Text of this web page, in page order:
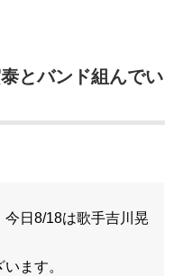
とバンド組んでい
日8/18は歌手吉川晃
ます。